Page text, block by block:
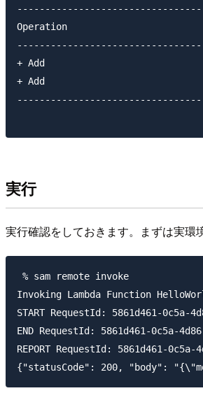
Operation
+ Add
+ Add
実行
実行確認をしておきます。まずは実環
% sam remote invoke
Invoking Lambda Function
START RequestId: 5861d461-0c5a-
END RequestId: 5861d461-0c5a-
REPORT RequestId: 5861d461-0c5a-4d86-84e1-e668bb473a28	Duration: 2.18 ms	Billed Duration: 143 ms